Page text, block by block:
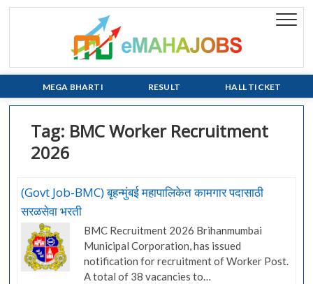
Skip
MEGA BHARTI RESULT HALL TICKET
Tag: BMC Worker Recruitment
2026
(Govt Job-BMC) बृहन्मुंबई महापालिकेत कामगार पदासाठी
सरळसेवा भरती
BMC Recruitment 2026 Brihanmumbai
Municipal Corporation, has issued
notification for recruitment of Worker Post.
A total of 38 vacancies to…